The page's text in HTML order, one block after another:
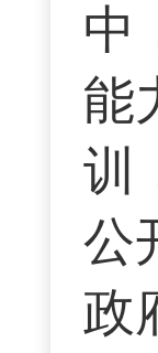
中
能
训
公
政